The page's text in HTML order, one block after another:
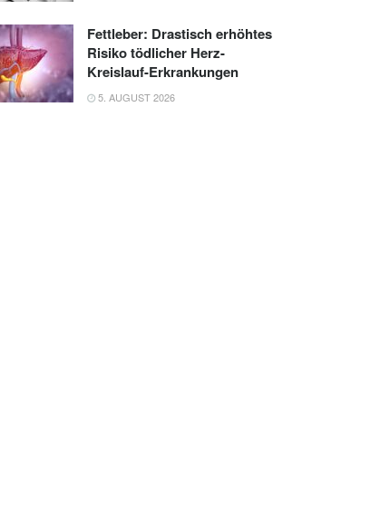
Fettleber: Drastisch erhöhtes
Risiko tödlicher Herz-
Kreislauf-Erkrankungen
5. AUGUST 2026